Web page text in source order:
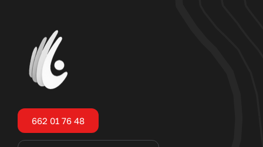
662 01 76 48